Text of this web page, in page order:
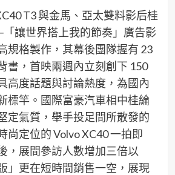
T3 與金馬、亞太雙料影后桂
讓世界搭上我的節奏」廣告影
規格製作，其幕後團隊握有 23
書，首映兩週內立刻創下 150
高度話題與討論熱度，為國內
標竿。國際富豪汽車相中桂綸
定氣質，舉手投足間所散發的
尚定位的 Volvo XC40 一拍即
，展間參訪人數增加三倍以
」更在短時間銷售一空，展現